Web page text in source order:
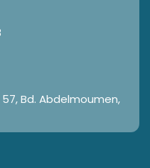
57, Bd. Abdelmoumen,